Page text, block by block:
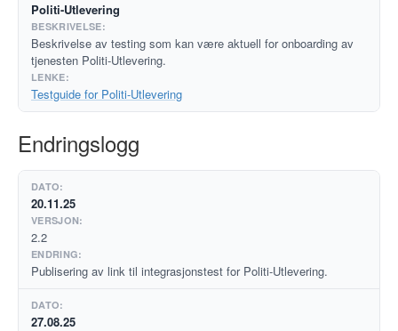
Politi-Utlevering
Beskrivelse av testing som kan være aktuell for onboarding av
tjenesten Politi-Utlevering.
Testguide for Politi-Utlevering
Endringslogg
20.11.25
2.2
Publisering av link til integrasjonstest for Politi-Utlevering.
27.08.25